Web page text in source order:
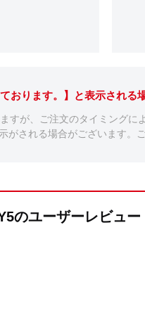
おります。】と表示される
すが、ご注文のタイミング
がされる場合がございます。
のユーザーレビュー